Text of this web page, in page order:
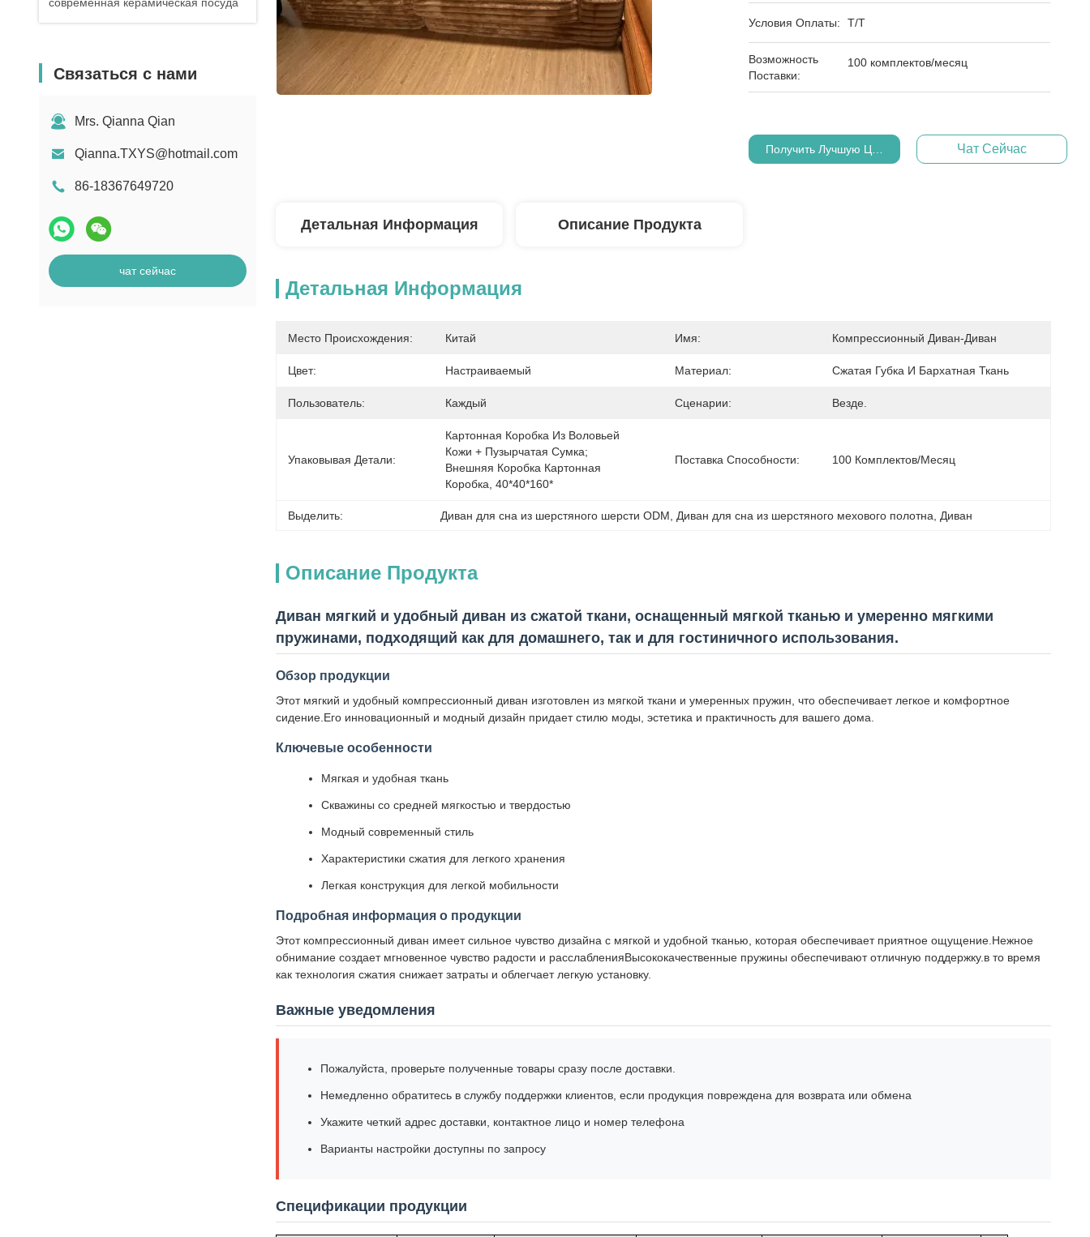
Связаться с нами
Mrs. Qianna Qian
Qianna.TXYS@hotmail.com
86-18367649720
чат сейчас
Условия Оплаты: Т/Т
Возможность
Поставки:
100 комплектов/месяц
Получить Лучшую Цену Чат Сейчас
Детальная Информация Описание Продукта
Детальная Информация
Место Происхождения: Китай Имя: Компрессионный Диван-Диван
Цвет: Настраиваемый Материал: Сжатая Губка И Бархатная Ткань
Пользователь: Каждый Сценарии: Везде.
Упаковывая Детали:
Картонная Коробка Из Воловьей
Кожи + Пузырчатая Сумка;
Внешняя Коробка Картонная
Коробка, 40*40*160*
Поставка Способности: 100 Комплектов/месяц
Выделить: Диван для сна из шерстяного шерсти ODM Диван для сна из шерстяного мехового полотна Диван
Описание Продукта
Диван мягкий и удобный диван из сжатой ткани, оснащенный мягкой тканью и умеренно мягкими
пружинами, подходящий как для домашнего, так и для гостиничного использования.
Обзор продукции
Этот мягкий и удобный компрессионный диван изготовлен из мягкой ткани и умеренных пружин, что обеспечивает легкое и комфортное
сидение.Его инновационный и модный дизайн придает стилю моды, эстетика и практичность для вашего дома.
Ключевые особенности
Мягкая и удобная ткань
Скважины со средней мягкостью и твердостью
Модный современный стиль
Характеристики сжатия для легкого хранения
Легкая конструкция для легкой мобильности
Подробная информация о продукции
Этот компрессионный диван имеет сильное чувство дизайна с мягкой и удобной тканью, которая обеспечивает приятное ощущение.Нежное
обнимание создает мгновенное чувство радости и расслабленияВысококачественные пружины обеспечивают отличную поддержку.в то время
как технология сжатия снижает затраты и облегчает легкую установку.
Важные уведомления
Пожалуйста, проверьте полученные товары сразу после доставки.
Немедленно обратитесь в службу поддержки клиентов, если продукция повреждена для возврата или обмена
Укажите четкий адрес доставки, контактное лицо и номер телефона
Варианты настройки доступны по запросу
Спецификации продукции